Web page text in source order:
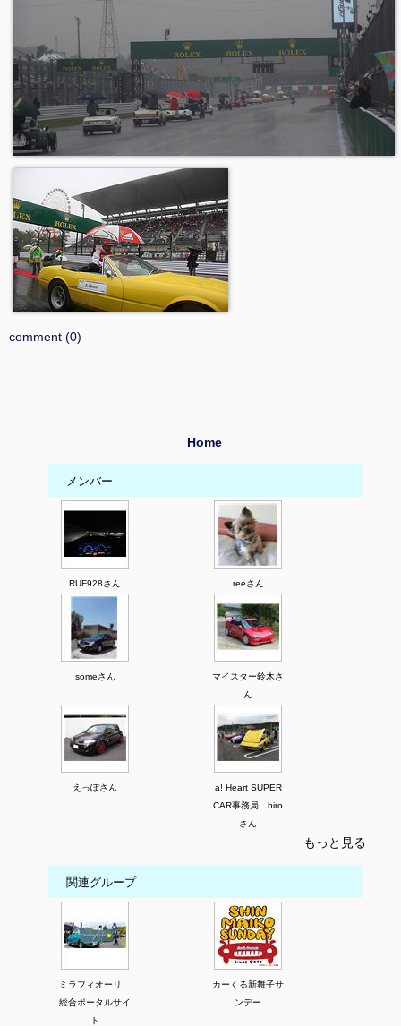
comment (0)
Home
メンバー
RUF928さん reeさん
someさん
マイスター鈴木さ
ん
えっぽさん
a! Heart SUPER
CAR事務局 hiro
さん
もっと見る
関連グループ
ミラフィオーリ
総合ポータルサイ
ト
カーくる新舞子サ
ンデー